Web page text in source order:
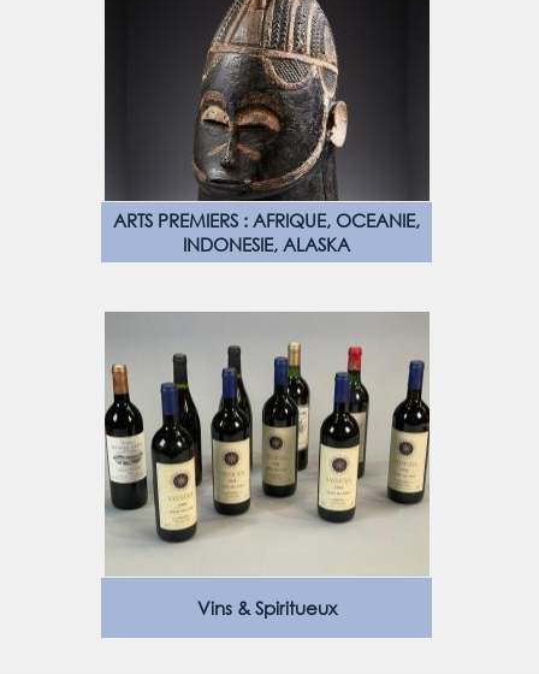
ARTS PREMIERS : AFRIQUE, OCEANIE,
INDONESIE, ALASKA
Vins & Spiritueux